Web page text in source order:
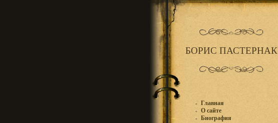
БОРИС ПАСТЕРНАК
Главная
О сайте
Биография